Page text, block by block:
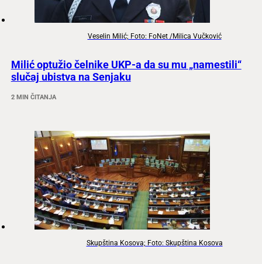
Veselin Milić; Foto: FoNet /Milica Vučković
Milić optužio čelnike UKP-a da su mu „namestili“
slučaj ubistva na Senjaku
2 MIN ČITANJA
Skupština Kosova; Foto: Skupština Kosova